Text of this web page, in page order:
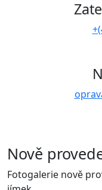
Nově
Fotogalerie nově